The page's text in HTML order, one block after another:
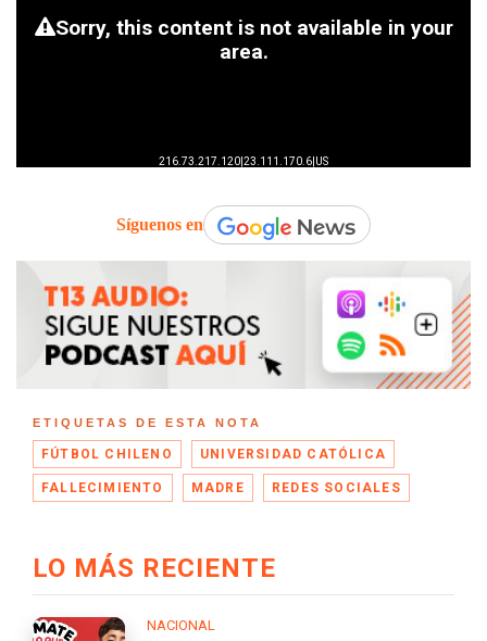
Síguenos en
ETIQUETAS DE ESTA NOTA
FÚTBOL CHILENO UNIVERSIDAD CATÓLICA
FALLECIMIENTO MADRE REDES SOCIALES
LO MÁS RECIENTE
NACIONAL